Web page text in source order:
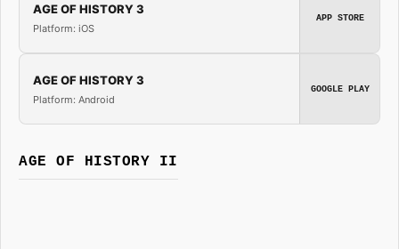
AGE OF HISTORY 3
Platform: iOS
APP STORE
AGE OF HISTORY 3
Platform: Android
GOOGLE PLAY
AGE OF HISTORY II